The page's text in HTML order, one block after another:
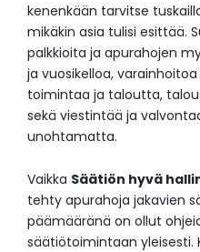
kenenkään tarvitse
mikäkin asia tulisi esittää.
palkkioita ja apurahojen
ja vuosikelloa,
toimintaa ja taloutta,
sekä viestintää ja
unohtamatta.
Vaikka Säätiön hyvä
tehty apurahoja jakavien
päämääränä on ollut
säätiötoimintaan yleisesti.